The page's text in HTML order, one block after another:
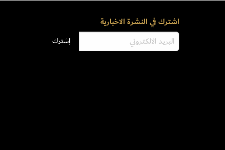
اشترك في النشرة الاخبارية